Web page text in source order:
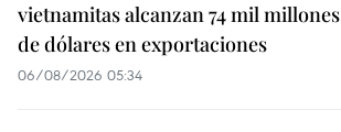
vietnamitas alcanzan 74 mil millones
de dólares en exportaciones
06/08/2026 05:34